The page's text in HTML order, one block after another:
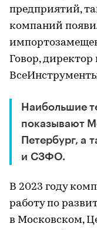
предприятий,
компаний
Говор,
Наибольшие
показывают
Петербург,
и СЗФО.
В 2023 году
работу по
в Московском,